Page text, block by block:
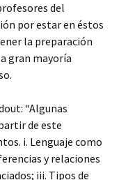
del
por estar en éstos
la preparación
gran mayoría
“Algunas
de este
i. Lenguaje como
y relaciones
iii. Tipos de